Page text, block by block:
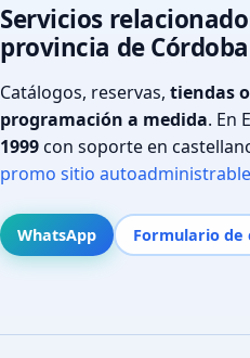
Servicios
provincia de Córdoba
Catálogos, reservas, tiendas
programación a medida. En
1999con soporte en
promo sitio autoadministrable
WhatsApp Formulario de